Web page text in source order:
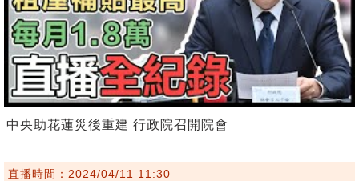
中央助花蓮災後重建 行政院召開院會
直播時間：2024/04/11 11:30